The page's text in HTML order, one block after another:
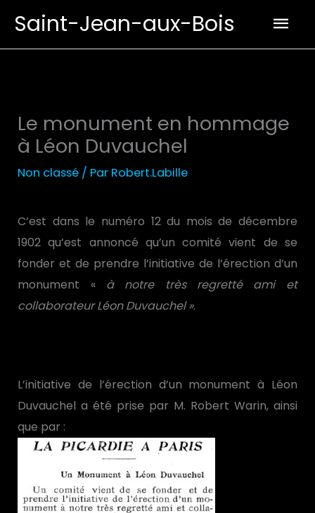
contenu
Saint-Jean-aux-Bois
Le monument en hommage
à Léon Duvauchel
Non classé / Par Robert.Labille
C’est dans le numéro 12 du mois de décembre
1902 qu’est annoncé qu’un comité vient de se
fonder et de prendre l’initiative de l’érection d’un
monument « à notre très regretté ami et
collaborateur Léon Duvauchel ».
L’initiative de l’érection d’un monument à Léon
Duvauchel a été prise par M. Robert Warin, ainsi
que par :